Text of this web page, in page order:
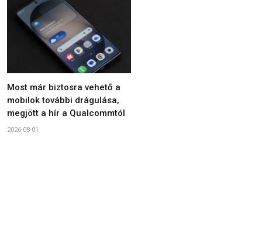
Most már biztosra vehető a
mobilok további drágulása,
megjött a hír a Qualcommtól
2026-08-01